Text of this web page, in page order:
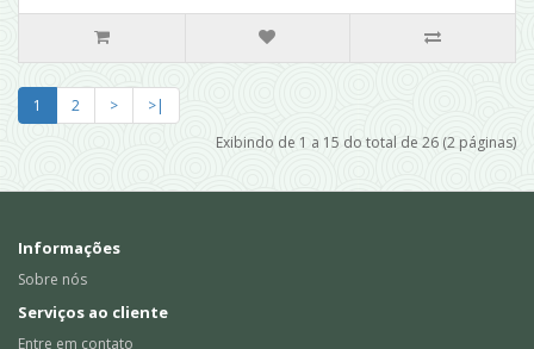
1 2 >
>|
Exibindo de 1 a 15 do total de 26 (2 páginas)
Informações
Sobre nós
Serviços ao cliente
Entre em contato